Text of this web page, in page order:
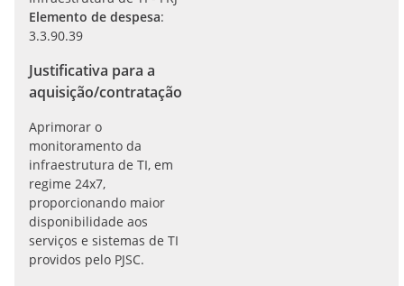
Elemento de despesa:
3.3.90.39
Justificativa para a
aquisição/contratação
Aprimorar o
monitoramento da
infraestrutura de TI, em
regime 24x7,
proporcionando maior
disponibilidade aos
serviços e sistemas de TI
providos pelo PJSC.